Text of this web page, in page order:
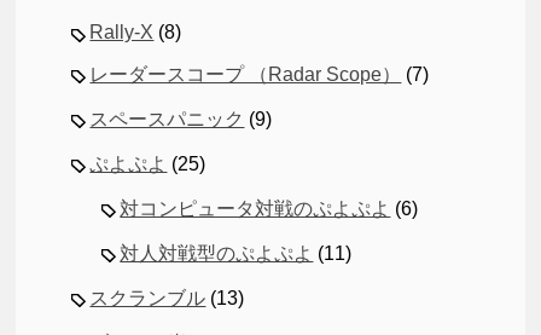
Rally-X (8)
レーダースコープ （Radar Scope） (7)
スペースパニック (9)
ぷよぷよ (25)
対コンピュータ対戦のぷよぷよ (6)
対人対戦型のぷよぷよ (11)
スクランブル (13)